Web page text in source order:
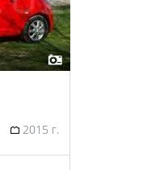
2015 г.